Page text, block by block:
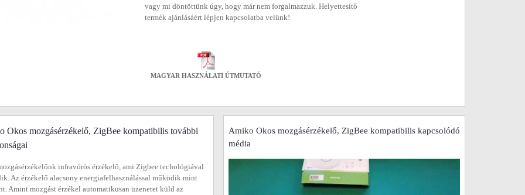
vagy mi döntöttünk úgy, hogy már nem forgalmazzuk. Helyettesítő
termék ajánlásáért lépjen kapcsolatba velünk!
MAGYAR HASZNÁLATI ÚTMUTATÓ
Okos mozgásérzékelő, ZigBee kompatibilis további
infravörös érzékelő, ami Zigbee techológiával
Az érzékelő alacsony energiafelhasználással működik mint
Amint mozgást érzékel automatikusan üzenetet küld az
Amiko Okos mozgásérzékelő, ZigBee kompatibilis kapcsolódó
média